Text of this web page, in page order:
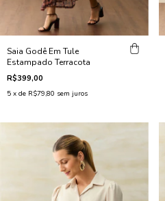
Saia Godê Em Tule
Estampado Terracota
R$399,00
5 x de R$79,80 sem juros